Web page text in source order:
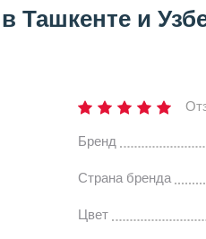
Ташкенте и
Бренд
Страна бренда
Цвет